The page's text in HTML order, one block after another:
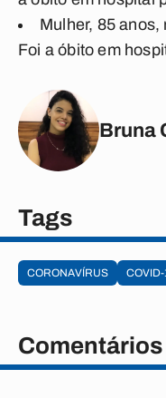
Mulher, 85
Foi a óbito em
Bruna
Tags
CORONAVÍRUS COVID-
Comentários